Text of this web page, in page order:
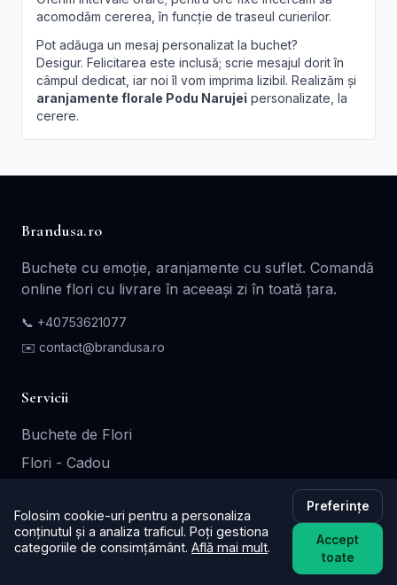
acomodăm cererea, în funcție de traseul curierilor.
Pot adăuga un mesaj personalizat la buchet?
Desigur. Felicitarea este inclusă; scrie mesajul dorit în
câmpul dedicat, iar noi îl vom imprima lizibil. Realizăm și
aranjamente florale Podu Narujei personalizate, la
cerere.
Brandusa.ro
Buchete cu emoție, aranjamente cu suflet. Comandă
online flori cu livrare în aceeași zi în toată țara.
📞 +40753621077
✉️ contact@brandusa.ro
Servicii
Buchete de Flori
Flori - Cadou
Coroane - Jerbe
Cutii Cadou
Folosim cookie-uri pentru a personaliza
conținutul și a analiza traficul. Poți gestiona
categoriile de consimțământ. Află mai mult.
Preferințe
Accept
toate